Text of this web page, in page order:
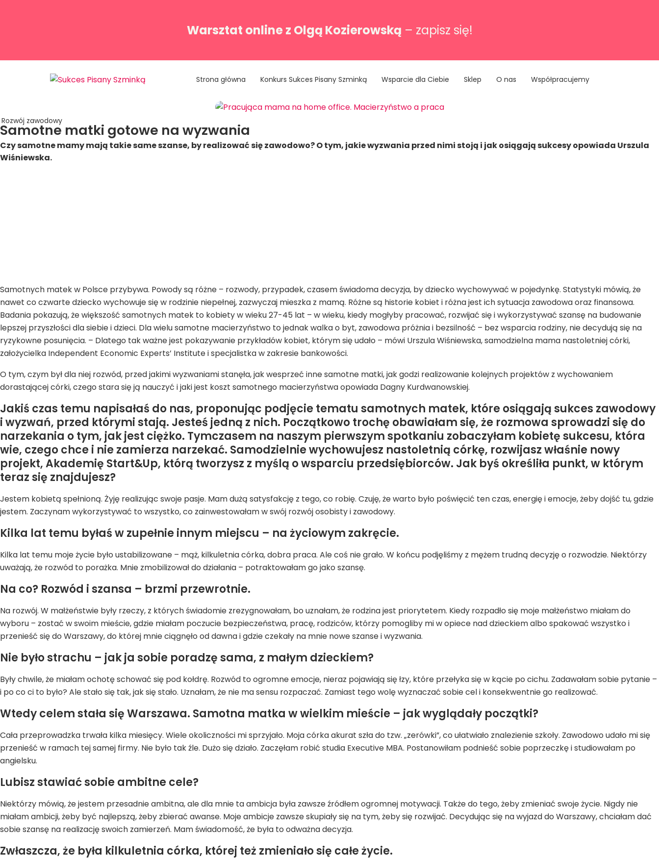
Warsztat online z Olgą Kozierowską – zapisz się!
Strona główna Konkurs Sukces Pisany Szminką Wsparcie dla Ciebie Sklep O nas Współpracujemy
Rozwój zawodowy
Samotne matki gotowe na wyzwania
Czy samotne mamy mają takie same szanse, by realizować się zawodowo? O tym, jakie wyzwania przed nimi stoją i jak osiągają sukcesy opowiada Urszula
Wiśniewska.
Samotnych matek w Polsce przybywa. Powody są różne – rozwody, przypadek, czasem świadoma decyzja, by dziecko wychowywać w pojedynkę. Statystyki mówią, że
nawet co czwarte dziecko wychowuje się w rodzinie niepełnej, zazwyczaj mieszka z mamą. Różne są historie kobiet i różna jest ich sytuacja zawodowa oraz finansowa.
Badania pokazują, że większość samotnych matek to kobiety w wieku 27-45 lat – w wieku, kiedy mogłyby pracować, rozwijać się i wykorzystywać szansę na budowanie
lepszej przyszłości dla siebie i dzieci. Dla wielu samotne macierzyństwo to jednak walka o byt, zawodowa próżnia i bezsilność – bez wsparcia rodziny, nie decydują się na
ryzykowne posunięcia. – Dlatego tak ważne jest pokazywanie przykładów kobiet, którym się udało – mówi Urszula Wiśniewska, samodzielna mama nastoletniej córki,
założycielka Independent Economic Experts’ Institute i specjalistka w zakresie bankowości.
O tym, czym był dla niej rozwód, przed jakimi wyzwaniami stanęła, jak wesprzeć inne samotne matki, jak godzi realizowanie kolejnych projektów z wychowaniem
dorastającej córki, czego stara się ją nauczyć i jaki jest koszt samotnego macierzyństwa opowiada Dagny Kurdwanowskiej.
Jakiś czas temu napisałaś do nas, proponując podjęcie tematu samotnych matek, które osiągają sukces zawodowy
i wyzwań, przed którymi stają. Jesteś jedną z nich. Początkowo trochę obawiałam się, że rozmowa sprowadzi się do
narzekania o tym, jak jest ciężko. Tymczasem na naszym pierwszym spotkaniu zobaczyłam kobietę sukcesu, która
wie, czego chce i nie zamierza narzekać. Samodzielnie wychowujesz nastoletnią córkę, rozwijasz właśnie nowy
projekt, Akademię Start&Up, którą tworzysz z myślą o wsparciu przedsiębiorców. Jak byś określiła punkt, w którym
teraz się znajdujesz?
Jestem kobietą spełnioną. Żyję realizując swoje pasje. Mam dużą satysfakcję z tego, co robię. Czuję, że warto było poświęcić ten czas, energię i emocje, żeby dojść tu, gdzie
jestem. Zaczynam wykorzystywać to wszystko, co zainwestowałam w swój rozwój osobisty i zawodowy.
Kilka lat temu byłaś w zupełnie innym miejscu – na życiowym zakręcie.
Kilka lat temu moje życie było ustabilizowane – mąż, kilkuletnia córka, dobra praca. Ale coś nie grało. W końcu podjęliśmy z mężem trudną decyzję o rozwodzie. Niektórzy
uważają, że rozwód to porażka. Mnie zmobilizował do działania – potraktowałam go jako szansę.
Na co? Rozwód i szansa – brzmi przewrotnie.
Na rozwój. W małżeństwie były rzeczy, z których świadomie zrezygnowałam, bo uznałam, że rodzina jest priorytetem. Kiedy rozpadło się moje małżeństwo miałam do
wyboru – zostać w swoim mieście, gdzie miałam poczucie bezpieczeństwa, pracę, rodziców, którzy pomogliby mi w opiece nad dzieckiem albo spakować wszystko i
przenieść się do Warszawy, do której mnie ciągnęło od dawna i gdzie czekały na mnie nowe szanse i wyzwania.
Nie było strachu – jak ja sobie poradzę sama, z małym dzieckiem?
Były chwile, że miałam ochotę schować się pod kołdrę. Rozwód to ogromne emocje, nieraz pojawiają się łzy, które przełyka się w kącie po cichu. Zadawałam sobie pytanie –
i po co ci to było? Ale stało się tak, jak się stało. Uznałam, że nie ma sensu rozpaczać. Zamiast tego wolę wyznaczać sobie cel i konsekwentnie go realizować.
Wtedy celem stała się Warszawa. Samotna matka w wielkim mieście – jak wyglądały początki?
Cała przeprowadzka trwała kilka miesięcy. Wiele okoliczności mi sprzyjało. Moja córka akurat szła do tzw. „zerówki”, co ułatwiało znalezienie szkoły. Zawodowo udało mi się
przenieść w ramach tej samej firmy. Nie było tak źle. Dużo się działo. Zaczęłam robić studia Executive MBA. Postanowiłam podnieść sobie poprzeczkę i studiowałam po
angielsku.
Lubisz stawiać sobie ambitne cele?
Niektórzy mówią, że jestem przesadnie ambitna, ale dla mnie ta ambicja była zawsze źródłem ogromnej motywacji. Także do tego, żeby zmieniać swoje życie. Nigdy nie
miałam ambicji, żeby być najlepszą, żeby zbierać awanse. Moje ambicje zawsze skupiały się na tym, żeby się rozwijać. Decydując się na wyjazd do Warszawy, chciałam dać
sobie szansę na realizację swoich zamierzeń. Mam świadomość, że była to odważna decyzja.
Zwłaszcza, że była kilkuletnia córka, której też zmieniało się całe życie.